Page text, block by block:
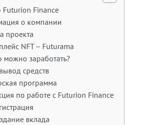
Futurion Finance
о компании
проекта
NFT – Futurama
можно заработать?
средств
программа
по работе с Futurion Finance
вклада